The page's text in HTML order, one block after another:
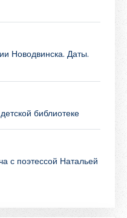
Новодвинска. Даты.
библиотеке
с поэтессой Натальей